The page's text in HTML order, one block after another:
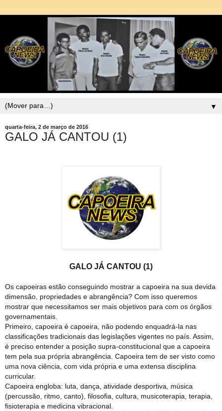
▼
quarta-feira, 2 de março de 2016
GALO JÁ CANTOU (1)
GALO JÁ CANTOU (1)
Os capoeiras estão conseguindo mostrar a capoeira na sua devida
dimensão, propriedades e abrangência? Com isso queremos
mostrar que necessitamos ser mais objetivos para com os órgãos
governamentais.
Primeiro, capoeira é capoeira, não podendo enquadrá-la nas
classificações tradicionais das legislações vigentes no país. Assim,
é preciso entender a posição supra-constitucional que a capoeira
tem pela sua própria abrangência. Capoeira tem de ser visto como
uma nova ciência, com vida própria e uma extensa disciplina
curricular.
Capoeira engloba: luta, dança, atividade desportiva, música
(percussão, ritmo, canto), filosofia, cultura, musicoterapia, terapia,
fisioterapia e medicina vibracional.